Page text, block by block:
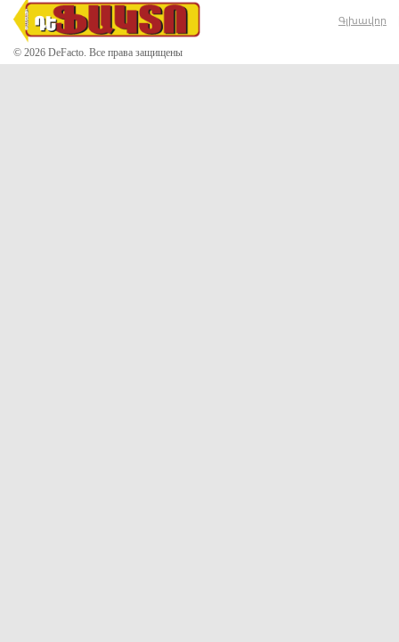
© 2026 DeFacto. Все права защищены
Գլխավոր